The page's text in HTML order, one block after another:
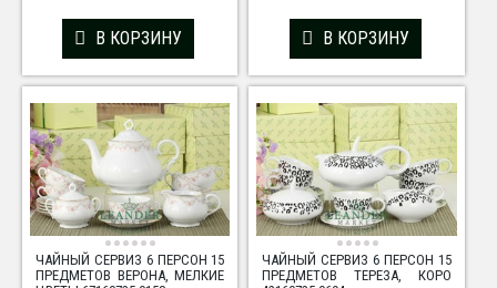
В КОРЗИНУ В КОРЗИНУ
ЧАЙНЫЙ СЕРВИЗ 6 ПЕРСОН 15
ПРЕДМЕТОВ ВЕРОНА, МЕЛКИЕ
ЧАЙНЫЙ СЕРВИЗ 6 ПЕРСОН 15
ПРЕДМЕТОВ ТЕРЕЗА, КОРО